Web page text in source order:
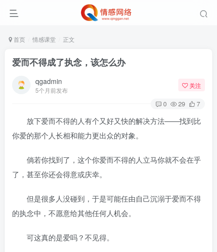
首页 情感课堂 正文
爱而不得成了执念，该怎么办
qgadmin
5个月前发布
关注
0 29 7
放下爱而不得的人有个又好又快的解决方法——找到比
你爱的那个人长相和能力更出众的对象。
倘若你找到了，这个你爱而不得的人立马你就不会在乎
了，甚至你还会得意或庆幸。
但是很多人没碰到，于是可能任由自己沉溺于爱而不得
的执念中，不愿意给其他任何人机会。
可这真的是爱吗？不见得。